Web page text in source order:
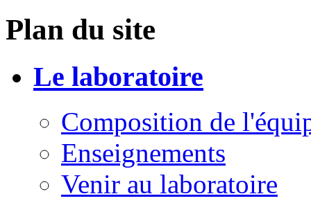
Plan du site
Le laboratoire
Composition de
Enseignements
Venir au laboratoire